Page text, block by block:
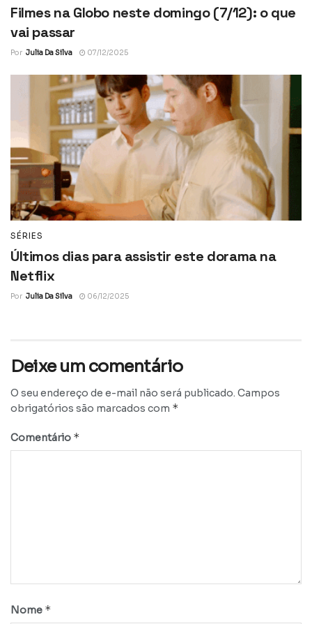
Filmes na Globo neste domingo (7/12): o que
vai passar
Por Julia Da Silva 07/12/2025
SÉRIES
Últimos dias para assistir este dorama na
Netflix
Por Julia Da Silva 06/12/2025
Deixe um comentário
O seu endereço de e-mail não será publicado. Campos
obrigatórios são marcados com *
Comentário *
Nome *